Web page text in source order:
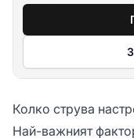
Колко струва
Най-важният